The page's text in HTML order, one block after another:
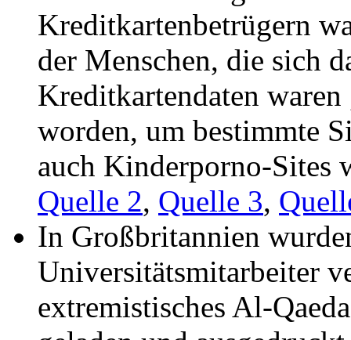
Kreditkartenbetrügern
der Menschen, die sich
Kreditkartendaten
worden, um bestimmte
auch Kinderporno-Sites
Quelle 2, Quelle 3,
In Großbritannien
Universitätsmitarbeiter
extremistisches Al-